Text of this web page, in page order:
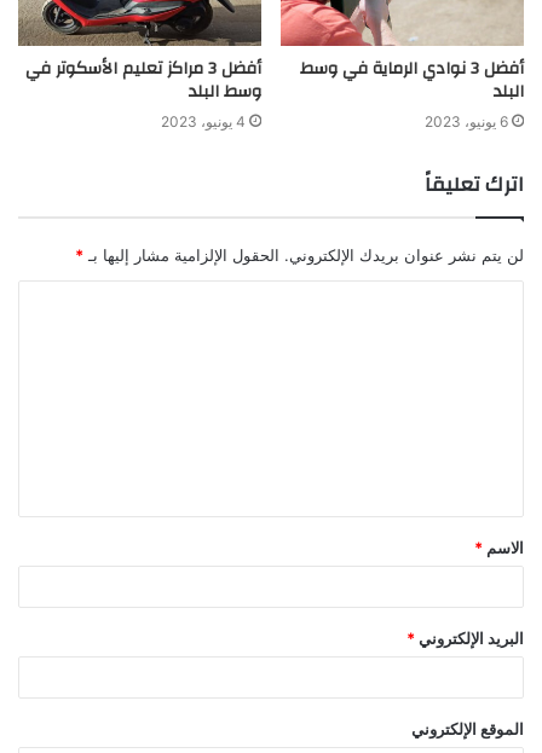
أفضل 3 نوادي الرماية في وسط
البلد
6 يونيو، 2023
أفضل 3 مراكز تعليم الأسكوتر في
وسط البلد
4 يونيو، 2023
اترك تعليقاً
لن يتم نشر عنوان بريدك الإلكتروني. الحقول الإلزامية مشار إليها بـ *
الاسم *
البريد الإلكتروني *
الموقع الإلكتروني